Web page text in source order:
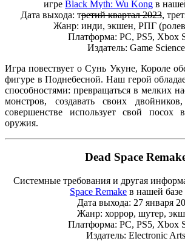
игре Black Myth: Wu Kong в
Дата выхода: третий квартал 2023,
Жанр: инди, экшен, РПГ
Платформа: PC, PS5, Xbox
Издатель: Game Science
Игра повествует о Сунь Укуне, Короле
фигуре в Поднебесной. Наш герой
способностями: превращаться в мелких
монстров, создавать своих
совершенстве использует свой посох
оружия.
Dead Space
Системные требования и другая
Space Remake в нашей базе
Дата выхода: 27 января
Жанр: хоррор, шутер,
Платформа: PC, PS5, Xbox
Издатель: Electronic Arts